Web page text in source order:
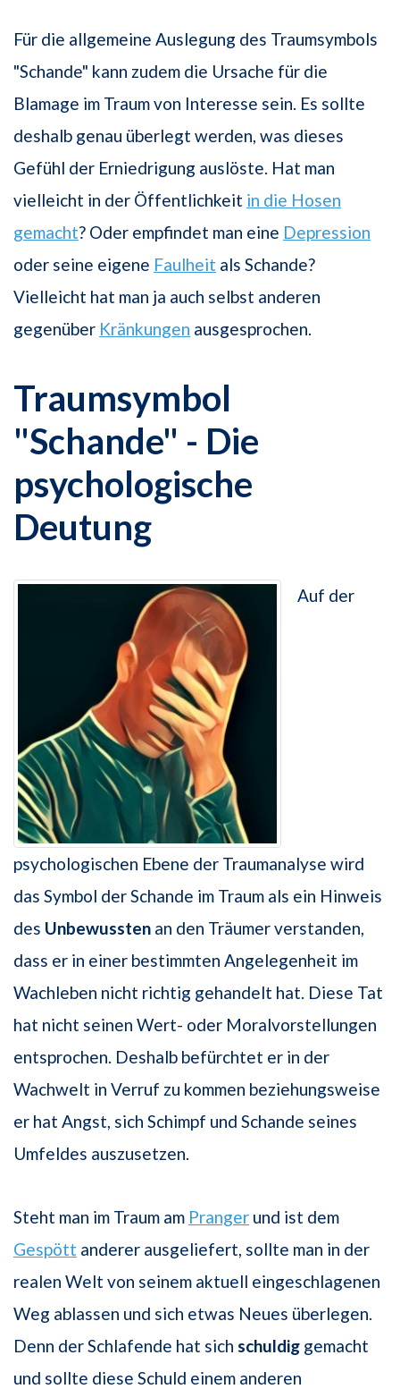
Für die allgemeine Auslegung des Traumsymbols
"Schande" kann zudem die Ursache für die
Blamage im Traum von Interesse sein. Es sollte
deshalb genau überlegt werden, was dieses
Gefühl der Erniedrigung auslöste. Hat man
vielleicht in der Öffentlichkeit in die Hosen
gemacht? Oder empfindet man eine Depression
oder seine eigene Faulheit als Schande?
Vielleicht hat man ja auch selbst anderen
gegenüber Kränkungen ausgesprochen.
Traumsymbol
"Schande" - Die
psychologische
Deutung
Auf der
psychologischen Ebene der Traumanalyse wird
das Symbol der Schande im Traum als ein Hinweis
des Unbewussten an den Träumer verstanden,
dass er in einer bestimmten Angelegenheit im
Wachleben nicht richtig gehandelt hat. Diese Tat
hat nicht seinen Wert- oder Moralvorstellungen
entsprochen. Deshalb befürchtet er in der
Wachwelt in Verruf zu kommen beziehungsweise
er hat Angst, sich Schimpf und Schande seines
Umfeldes auszusetzen.
Steht man im Traum am Pranger und ist dem
Gespött anderer ausgeliefert, sollte man in der
realen Welt von seinem aktuell eingeschlagenen
Weg ablassen und sich etwas Neues überlegen.
Denn der Schlafende hat sich schuldig gemacht
und sollte diese Schuld einem anderen